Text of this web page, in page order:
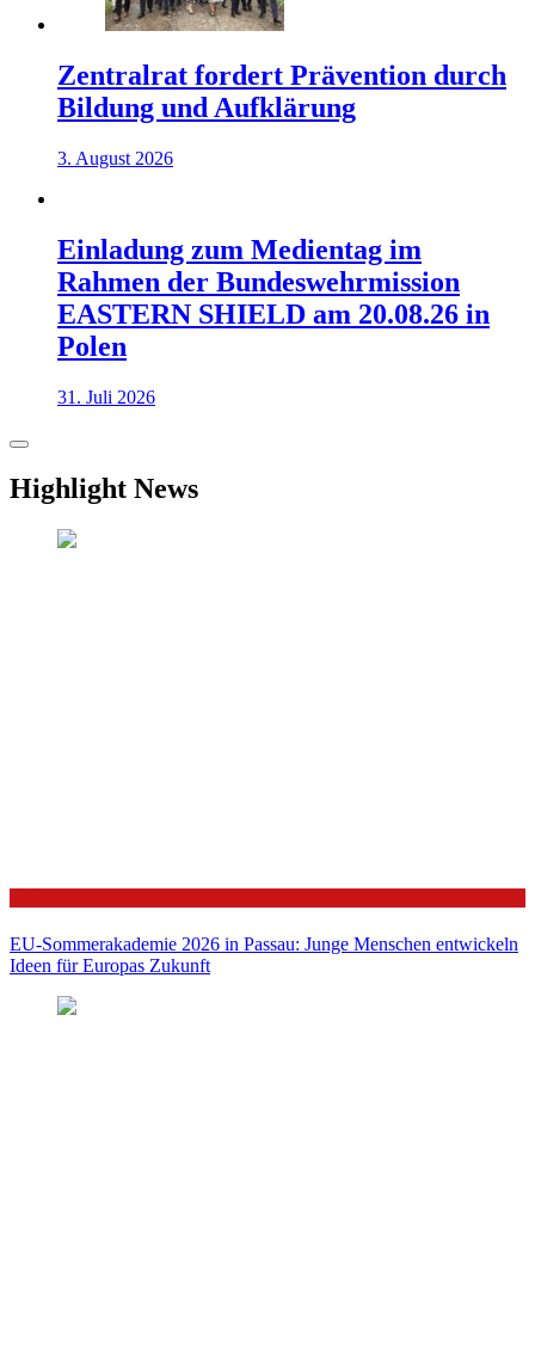
Zentralrat fordert Prävention durch
Bildung und Aufklärung
3. August 2026
Einladung zum Medientag im
Rahmen der Bundeswehrmission
EASTERN SHIELD am 20.08.26 in
Polen
31. Juli 2026
Highlight News
EU-Sommerakademie 2026 in Passau: Junge Menschen entwickeln
Ideen für Europas Zukunft